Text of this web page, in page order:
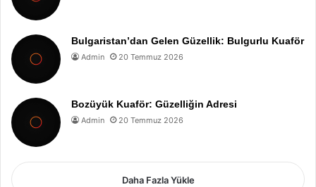
Bulgaristan’dan Gelen Güzellik: Bulgurlu Kuaför
Admin 20 Temmuz 2026
Bozüyük Kuaför: Güzelliğin Adresi
Admin 20 Temmuz 2026
Daha Fazla Yükle